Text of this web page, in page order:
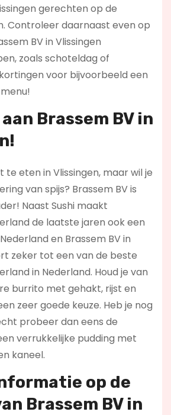
gerechten op de
Controleer daarnaast even op
BV in Vlissingen
zoals schoteldag of
voor bijvoorbeeld een
Brassem BV in
te eten in Vlissingen, maar wil je
van spijs? Brassem BV is
Naast Sushi maakt
de laatste jaren ook een
en Brassem BV in
zeker tot een van de beste
in Nederland. Houd je van
burrito met gehakt, rijst en
zeer goede keuze. Heb je nog
probeer dan eens de
verrukkelijke pudding met
kaneel.
op de
Brassem BV in